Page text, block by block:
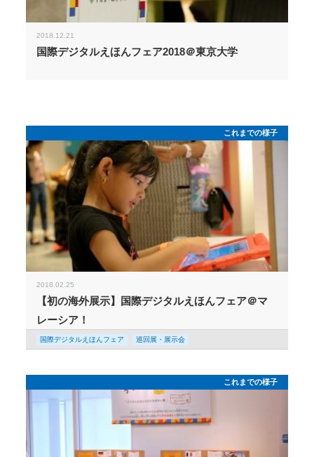
2018.12.21
国際デジタルえほんフェア2018＠東京大学
これまでの様子
2018.02.25
【初の海外展示】国際デジタルえほんフェア＠マ
レーシア！
国際デジタルえほんフェア 巡回展・展示会
これまでの様子